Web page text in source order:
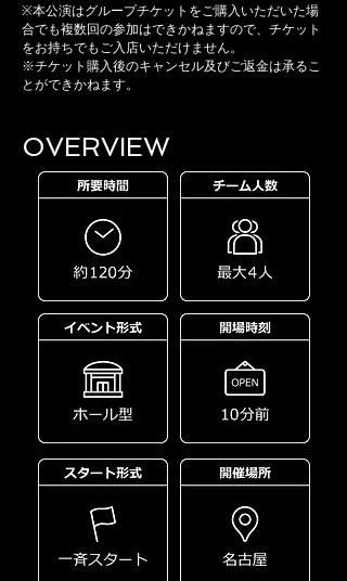
※本公演はグループチケットをご購入いただいた場
合でも複数回の参加はできかねますので、チケット
をお持ちでもご入店いただけません。
※チケット購入後のキャンセル及びご返金は承るこ
とができかねます。
OVERVIEW​